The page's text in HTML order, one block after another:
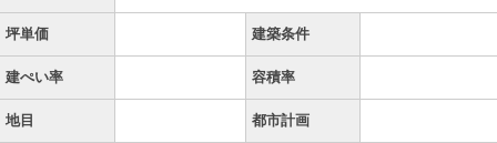
坪単価 建築条件
建ぺい率 容積率
地目 都市計画